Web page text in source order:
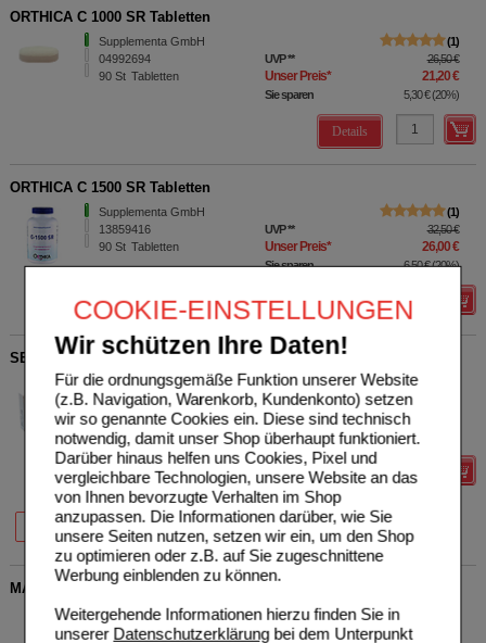
COOKIE-EINSTELLUNGEN
Wir schützen Ihre Daten!
Für die ordnungsgemäße Funktion unserer Website
(z.B. Navigation, Warenkorb, Kundenkonto) setzen
wir so genannte Cookies ein. Diese sind technisch
notwendig, damit unser Shop überhaupt funktioniert.
Darüber hinaus helfen uns Cookies, Pixel und
vergleichbare Technologien, unsere Website an das
von Ihnen bevorzugte Verhalten im Shop
anzupassen. Die Informationen darüber, wie Sie
unsere Seiten nutzen, setzen wir ein, um den Shop
zu optimieren oder z.B. auf Sie zugeschnittene
Werbung einblenden zu können.
Weitergehende Informationen hierzu finden Sie in
unserer Datenschutzerklärungbei dem Unterpunkt
ORTHICA C 1000 SR Tabletten
Supplementa GmbH
04992694
90 St Tabletten
1
UVP** 26,50 €
Unser Preis* 21,20 €
Sie sparen 5,30 €(20%)
Details
ORTHICA C 1500 SR Tabletten
Supplementa GmbH
13859416
90 St Tabletten
1
UVP** 32,50 €
Unser Preis* 26,00 €
Sie sparen 6,50 €(20%)
Details
SELENIUM SPEZIAL ACE Tabletten
Stroschein Gesundkost
Ammersbek GmbH
07267120
90St Tabletten
UVP**
Unser Preis*
Sie sparen 6,13 €
Details
30 St
20%
90 St
20%
180 St
20%
MAGNESIUMTAURAT+ KAL Tabletten
Supplementa GmbH
17214892
UVP**